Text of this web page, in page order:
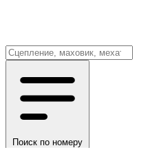
Поиск по номеру